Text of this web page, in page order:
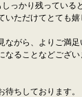
っかり残っている
いただけてとても嬉
ながら、よりご満
なることなどござ
待ちしております。